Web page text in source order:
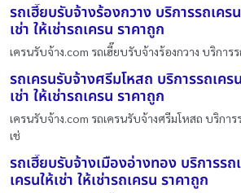
รถเฮี๊ยบรับจ้างร้องกวาง บริการรถเคร
เช่า ให้เช่ารถเครน ราคาถูก
เครนรับจ้าง.com รถเฮี๊ยบรับจ้างร้องกวาง บริการ
รถเครนรับจ้างศรีมโหสถ บริการรถเคร
เช่า ให้เช่ารถเครน ราคาถูก
เครนรับจ้าง.com รถเครนรับจ้างศรีมโหสถ บริการ
เช่
รถเฮี๊ยบรับจ้างเมืองอ่างทอง บริการรถ
เครนให้เช่า ให้เช่ารถเครน ราคาถูก